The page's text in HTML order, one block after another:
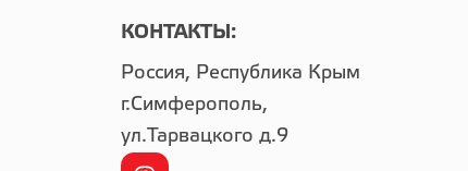
КОНТАКТЫ:
Россия, Республика Крым
г.Симферополь,
ул.Тарвацкого д.9